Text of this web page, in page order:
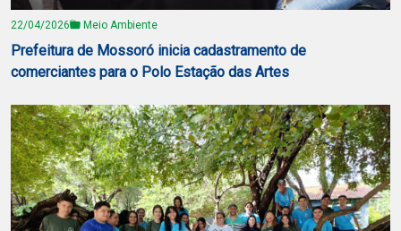
22/04/2026 Meio Ambiente
Prefeitura de Mossoró inicia cadastramento de
comerciantes para o Polo Estação das Artes